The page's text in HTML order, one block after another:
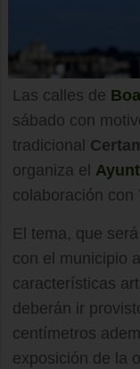
Las calles de
sábado con
tradicional
organiza el
colaboración con
El tema, que
con el municipio
características
deberán ir
centímetros
exposición de la